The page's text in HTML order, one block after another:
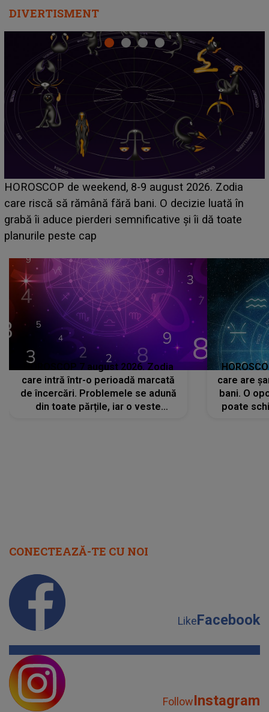
DIVERTISMENT
Emanuel a ținut ACEST DETALIU ASCUNS până
acum! În fața Alexandrei, concurentul din Casa Iubirii
face o MĂRTURISIRE NEAȘTEPTATĂ despre mama
sa: "I-am spus și ei în față, eu nu te iubesc pentru
HOROSCOP 7 august 2026. Zodia
care intră într-o perioadă marcată
de încercări. Problemele se adună
din toate părțile, iar o veste
care are
bani. O
poate
CONECTEAZĂ-TE CU NOI
LikeFacebook
FollowInstagram